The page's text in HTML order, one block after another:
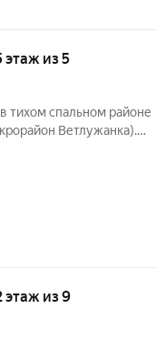
этаж из 5
тихом спальном районе
который создаёт
этаж из 9